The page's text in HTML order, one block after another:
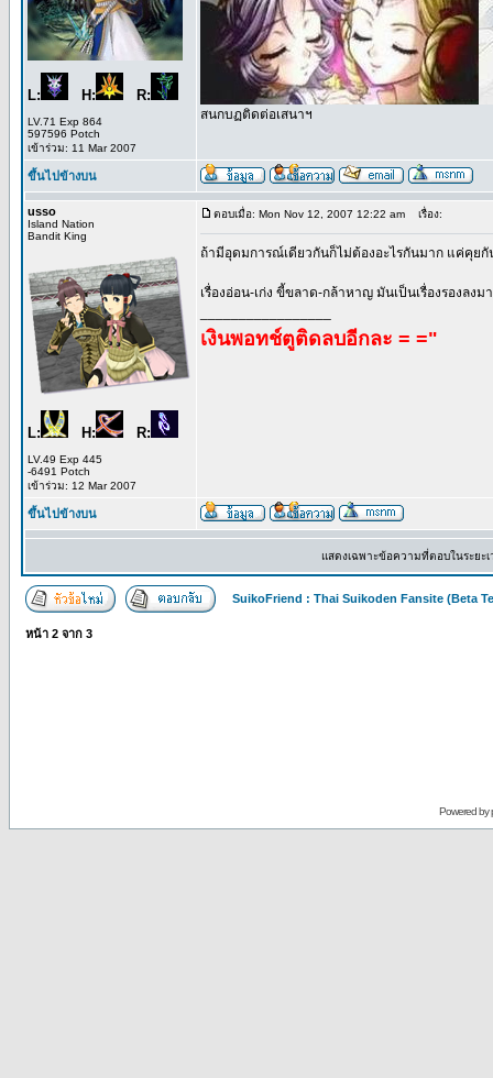
L: H: R:
LV.71 Exp 864
597596 Potch
เข้าร่วม: 11 Mar 2007
สนกบฏติดต่อเสนาฯ
ขึ้นไปข้างบน
usso
Island Nation
Bandit King
L: H: R:
LV.49 Exp 445
-6491 Potch
เข้าร่วม: 12 Mar 2007
ตอบเมื่อ: Mon Nov 12, 2007 12:22 am เรื่อง:
ถ้ามีอุดมการณ์เดียวกันก็ไม่ต้องอะไรกันมาก แค่คุย
เรื่องอ่อน-เก่ง ขี้ขลาด-กล้าหาญ มันเป็นเรื่องรองลงมา
เงินพอทช์ตูติดลบอีกละ = ="
ขึ้นไปข้างบน
แสดงเฉพาะข้อความที่ตอบในระยะ
SuikoFriend : Thai Suikoden Fansite (Beta
หน้า 2 จาก 3
Powered by